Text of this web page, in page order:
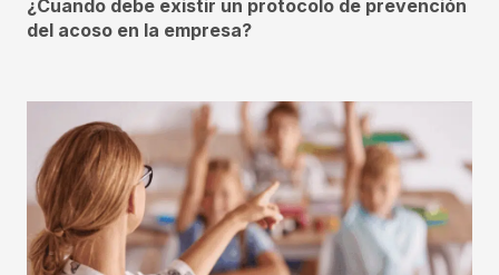
¿Cuando debe existir un protocolo de prevención
del acoso en la empresa?